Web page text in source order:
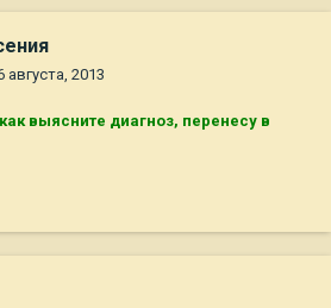
августа, 2013
выясните диагноз, перенесу в